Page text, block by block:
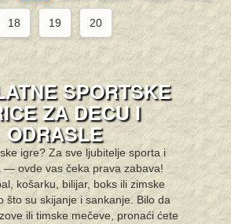
18 19 20
SPORTSKE
ZA DECU I
ODRASLE
igre? Za sve ljubitelje sporta i
— ovde vas čeka prava zabava!
košarku, bilijar, boks ili zim­ske
što su skijanje i sankanje. Bilo da
ili timske mečeve, pronaći ćete